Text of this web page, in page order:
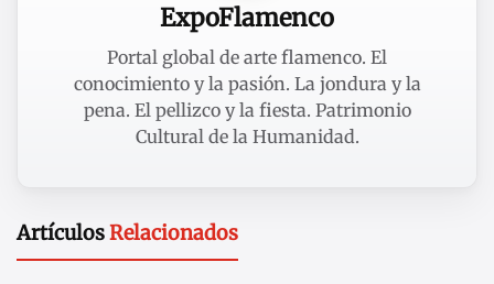
ExpoFlamenco
Portal global de arte flamenco. El
conocimiento y la pasión. La jondura y la
pena. El pellizco y la fiesta. Patrimonio
Cultural de la Humanidad.
ArtículosRelacionados